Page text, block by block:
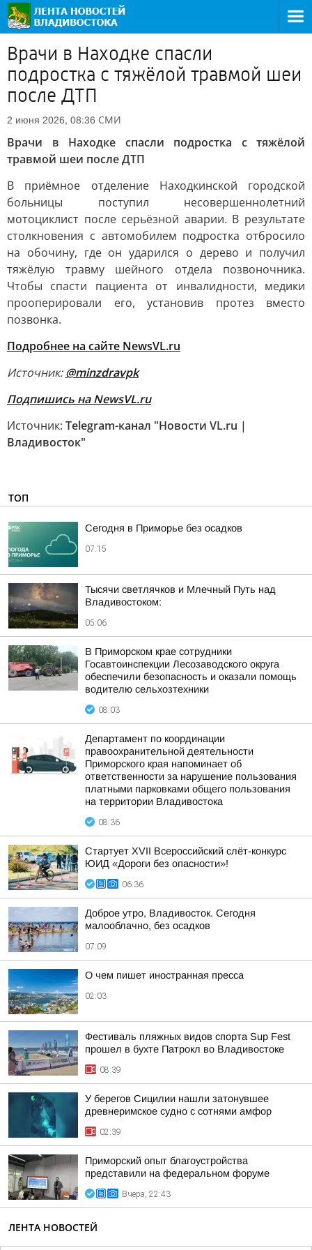
Врачи в Находке спасли
подростка с тяжёлой травмой шеи
после ДТП
2 июня 2026, 08:36 СМИ
Врачи в Находке спасли подростка с тяжёлой
травмой шеи после ДТП
В приёмное отделение Находкинской городской
больницы поступил несовершеннолетний
мотоциклист после серьёзной аварии. В результате
столкновения с автомобилем подростка отбросило
на обочину, где он ударился о дерево и получил
тяжёлую травму шейного отдела позвоночника.
Чтобы спасти пациента от инвалидности, медики
прооперировали его, установив протез вместо
позвонка.
Подробнее на сайте NewsVL.ru
Источник:@minzdravpk
Подпишись на NewsVL.ru
Источник: Telegram-канал "Новости VL.ru |
Владивосток"
ТОП
Сегодня в Приморье без осадков
07:15
Тысячи светлячков и Млечный Путь над
Владивостоком:
05:06
В Приморском крае сотрудники
Госавтоинспекции Лесозаводского округа
обеспечили безопасность и оказали помощь
водителю сельхозтехники
08:03
Департамент по координации
правоохранительной деятельности
Приморского края напоминает об
ответственности за нарушение пользования
платными парковками общего пользования
на территории Владивостока
08:36
Стартует XVII Всероссийский слёт-конкурс
ЮИД «Дороги без опасности»!
06:36
Доброе утро, Владивосток. Сегодня
малооблачно, без осадков
07:09
О чем пишет иностранная пресса
02:03
Фестиваль пляжных видов спорта Sup Fest
прошел в бухте Патрокл во Владивостоке
08:39
У берегов Сицилии нашли затонувшее
древнеримское судно с сотнями амфор
02:39
Приморский опыт благоустройства
представили на федеральном форуме
Вчера, 22:43
ЛЕНТА НОВОСТЕЙ